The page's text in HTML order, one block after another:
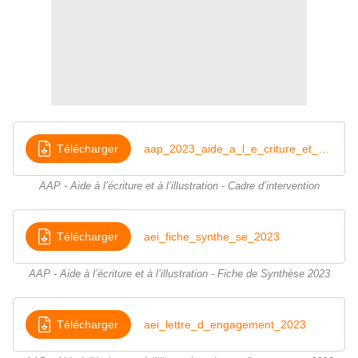
Télécharger
AAP - Aide à l’écriture et à l’illustration - Cadre d’intervention
Télécharger aei_fiche_synthe_se_2023
AAP - Aide à l’écriture et à l’illustration - Fiche de Synthèse 2023
Télécharger aei_lettre_d_engagement_2023